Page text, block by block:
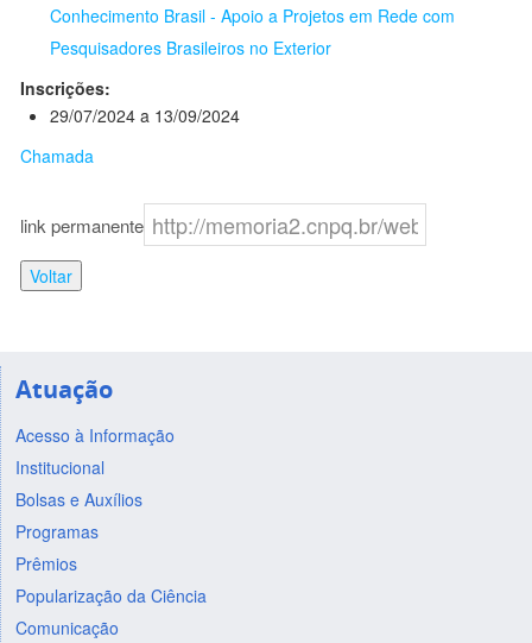
Conhecimento Brasil - Apoio a Projetos em Rede com
Pesquisadores Brasileiros no Exterior
Inscrições:
29/07/2024 a 13/09/2024
Chamada
link permanente
Voltar
Atuação
Acesso à Informação
Institucional
Bolsas e Auxílios
Programas
Prêmios
Popularização da Ciência
Comunicação